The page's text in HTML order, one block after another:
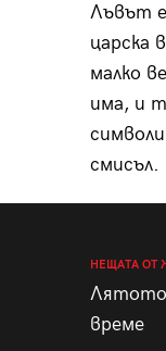
Лъвът е
царска
малко
има, и
смисъл.
НЕЩАТА ОТ
Лятото
време